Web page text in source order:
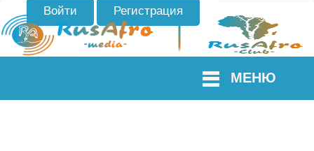
Войти Регистрация
МЕНЮ